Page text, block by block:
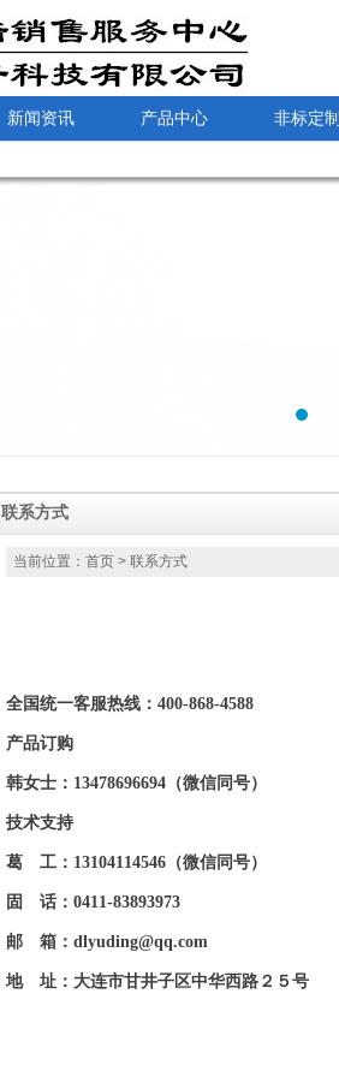
新闻资讯 产品中心 非标定制
联系方式
当前位置： 首页 > 联系方式
全国统一客服热线：400-868-4588
产品订购
韩女士：13478696694（微信同号）
技术支持
葛 工：13104114546（微信同号）
固 话：0411-83893973
邮 箱：dlyuding@qq.com
地 址：大连市甘井子区中华西路２５号